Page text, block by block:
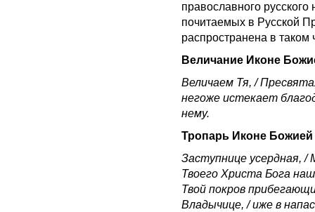
православного
почитаемых в Русской
распространена в таком
Величание Иконе
Величаем Тя, /
негоже истекает
нему.
Тропарь Иконе Божией
Заступнице усердная,
Твоего Христа Бога
Твой покров
Владычице, / иже в